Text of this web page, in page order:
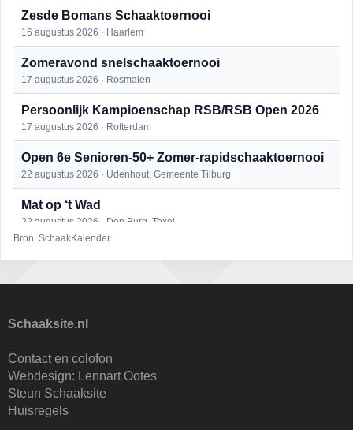
Zesde Bomans Schaaktoernooi
16 augustus 2026 · Haarlem
Zomeravond snelschaaktoernooi
17 augustus 2026 · Rosmalen
Persoonlijk Kampioenschap RSB/RSB Open 2026
17 augustus 2026 · Rotterdam
Open 6e Senioren-50+ Zomer-rapidschaaktoernooi
22 augustus 2026 · Udenhout, Gemeente Tilburg
Mat op ‘t Wad
22 augustus 2026 · Den Burg, Texel
23 augustus 2026 · Utrecht
25 augustus 2026 · Bunschoten-Spakenburg
Nazomervierkampentoernooi 2026
28 augustus 2026 · Assen
Bron: SchaakKalender
Schaaksite.nl
Contact en colofon
Webdesign: Lennart Ootes
Steun Schaaksite
Huisregels